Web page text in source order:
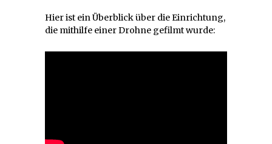
Hier ist ein Überblick über die Einrichtung,
die mithilfe einer Drohne gefilmt wurde: